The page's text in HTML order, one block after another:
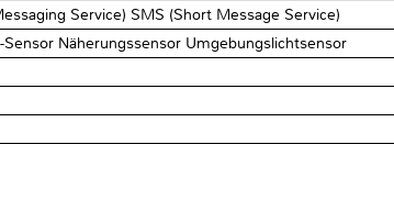
Service) SMS (Short Message Service)
Näherungssensor Umgebungslichtsensor